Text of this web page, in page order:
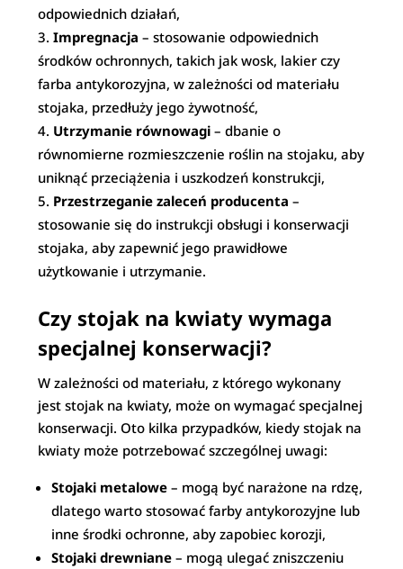
odpowiednich działań,
Impregnacja – stosowanie odpowiednich
środków ochronnych, takich jak wosk, lakier czy
farba antykorozyjna, w zależności od materiału
stojaka, przedłuży jego żywotność,
Utrzymanie równowagi – dbanie o
równomierne rozmieszczenie roślin na stojaku, aby
uniknąć przeciążenia i uszkodzeń konstrukcji,
Przestrzeganie zaleceń producenta –
stosowanie się do instrukcji obsługi i konserwacji
stojaka, aby zapewnić jego prawidłowe
użytkowanie i utrzymanie.
Czy stojak na kwiaty wymaga
specjalnej konserwacji?
W zależności od materiału, z którego wykonany
jest stojak na kwiaty, może on wymagać specjalnej
konserwacji. Oto kilka przypadków, kiedy stojak na
kwiaty może potrzebować szczególnej uwagi:
Stojaki metalowe – mogą być narażone na rdzę,
dlatego warto stosować farby antykorozyjne lub
inne środki ochronne, aby zapobiec korozji,
Stojaki drewniane – mogą ulegać zniszczeniu